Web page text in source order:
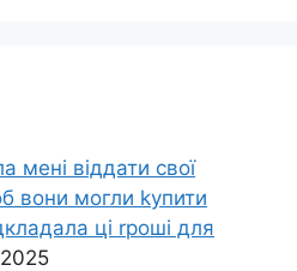
мені віддати свої
вони могли kупити
ці rроші для